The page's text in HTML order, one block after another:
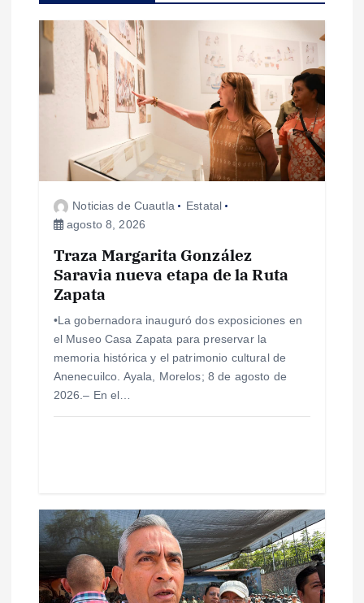
n
e
s
Noticias de Cuautla
Estatal
agosto 8, 2026
Traza Margarita González
Saravia nueva etapa de la Ruta
Zapata
•La gobernadora inauguró dos exposiciones en
el Museo Casa Zapata para preservar la
memoria histórica y el patrimonio cultural de
Anenecuilco. Ayala, Morelos; 8 de agosto de
2026.– En el…